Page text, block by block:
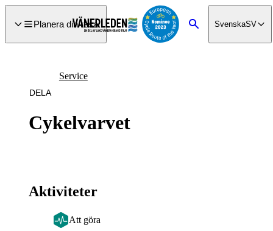
till
Planera din resa
Sök SvenskaSV
Cykelvarvet
Service
DELA
Aktiviteter
Att göra